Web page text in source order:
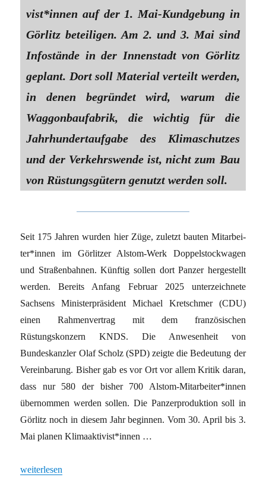
vis­t*in­nen auf der 1. Mai-Kundgebung in
Görlitz beteiligen. Am 2. und 3. Mai sind
Infostände in der Innenstadt von Görlitz
geplant. Dort soll Material verteilt werden,
in denen begründet wird, warum die
Waggonbaufabrik, die wichtig für die
Jahrhundertaufgabe des Klimaschutzes
und der Verkehrswende ist, nicht zum Bau
von Rüstungsgütern genutzt werden soll.
Seit 175 Jahren wurden hier Züge, zuletzt bauten Mit­ar­bei­
te­r*in­nen im Görlitzer Alstom-Werk Doppelstockwagen
und Straßenbahnen. Künftig sollen dort Panzer hergestellt
werden. Bereits Anfang Februar 2025 unterzeichnete
Sachsens Ministerpräsident Michael Kretschmer (CDU)
einen Rahmenvertrag mit dem französischen
Rüstungskonzern KNDS. Die Anwesenheit von
Bundeskanzler Olaf Scholz (SPD) zeigte die Bedeutung der
Vereinbarung. Bisher gab es vor Ort vor allem Kritik daran,
dass nur 580 der bisher 700 Alstom-Mitarbeiter*innen
übernommen werden sollen. Die Panzerproduktion soll in
Görlitz noch in diesem Jahr beginnen. Vom 30. April bis 3.
Mai planen Kli­ma­ak­ti­vis­t*in­nen …
„Proteste gegen Panzerproduktion“
weiterlesen